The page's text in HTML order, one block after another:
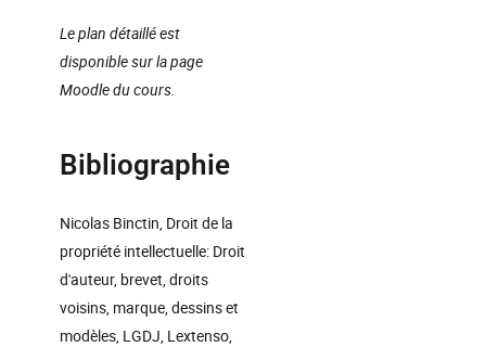
Le plan détaillé est
disponible sur la page
Moodle du cours.
Bibliographie
Nicolas Binctin, Droit de la
propriété intellectuelle: Droit
d'auteur, brevet, droits
voisins, marque, dessins et
modèles, LGDJ, Lextenso,